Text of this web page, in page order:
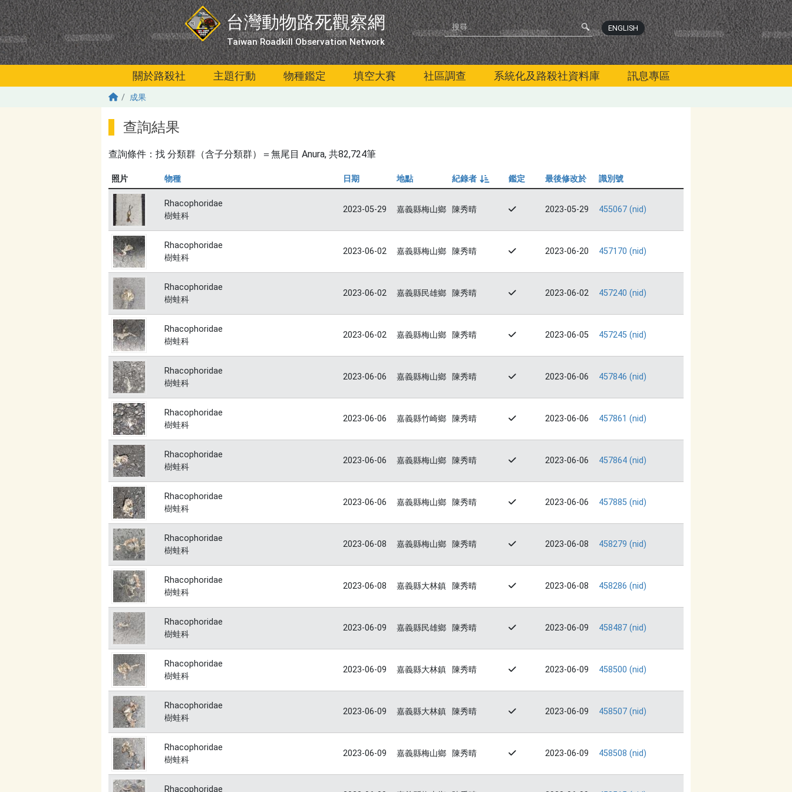
移至主內容
台灣動物路死觀察網
Taiwan Roadkill Observation Network
ENGLISH
關於路殺社 主題行動 物種鑑定 填空大賽 社區調查 系統化及路殺社資料庫 訊息專區
成果
查詢結果
查詢條件：找 分類群（含子分類群）＝無尾目 Anura, 共82,724筆
照片 物種 日期 地點
紀錄者
由小到大
鑑定 最後修改於 識別號
Rhacophoridae
樹蛙科
2023-05-29 嘉義縣梅山鄉 陳秀晴 2023-05-29 455067 (nid)
Rhacophoridae
樹蛙科
2023-06-02 嘉義縣梅山鄉 陳秀晴 2023-06-20 457170 (nid)
Rhacophoridae
樹蛙科
2023-06-02 嘉義縣民雄鄉 陳秀晴 2023-06-02 457240 (nid)
Rhacophoridae
樹蛙科
2023-06-02 嘉義縣梅山鄉 陳秀晴 2023-06-05 457245 (nid)
Rhacophoridae
樹蛙科
2023-06-06 嘉義縣梅山鄉 陳秀晴 2023-06-06 457846 (nid)
Rhacophoridae
樹蛙科
2023-06-06 嘉義縣竹崎鄉 陳秀晴 2023-06-06 457861 (nid)
Rhacophoridae
樹蛙科
2023-06-06 嘉義縣梅山鄉 陳秀晴 2023-06-06 457864 (nid)
Rhacophoridae
樹蛙科
2023-06-06 嘉義縣梅山鄉 陳秀晴 2023-06-06 457885 (nid)
Rhacophoridae
樹蛙科
2023-06-08 嘉義縣梅山鄉 陳秀晴 2023-06-08 458279 (nid)
Rhacophoridae
樹蛙科
2023-06-08 嘉義縣大林鎮 陳秀晴 2023-06-08 458286 (nid)
Rhacophoridae
樹蛙科
2023-06-09 嘉義縣民雄鄉 陳秀晴 2023-06-09 458487 (nid)
Rhacophoridae
樹蛙科
2023-06-09 嘉義縣大林鎮 陳秀晴 2023-06-09 458500 (nid)
Rhacophoridae
樹蛙科
2023-06-09 嘉義縣大林鎮 陳秀晴 2023-06-09 458507 (nid)
Rhacophoridae
樹蛙科
2023-06-09 嘉義縣梅山鄉 陳秀晴 2023-06-09 458508 (nid)
Rhacophoridae